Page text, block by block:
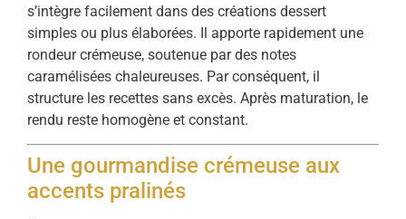
s’intègre facilement dans des créations dessert
simples ou plus élaborées. Il apporte rapidement une
rondeur crémeuse, soutenue par des notes
caramélisées chaleureuses. Par conséquent, il
structure les recettes sans excès. Après maturation, le
rendu reste homogène et constant.
Une gourmandise crémeuse aux
accents pralinés